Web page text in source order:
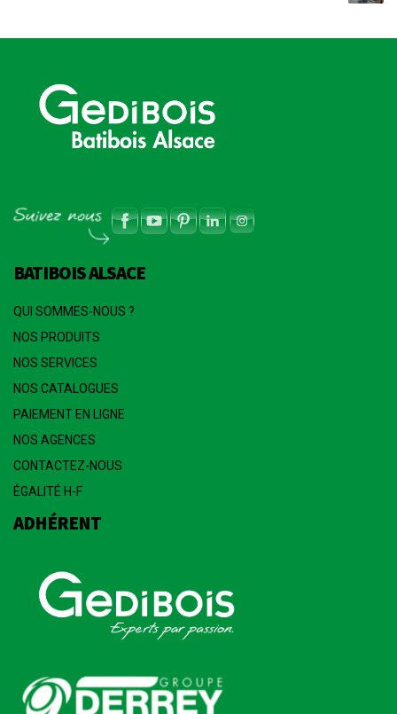
BATIBOIS ALSACE
QUI SOMMES-NOUS ?
NOS PRODUITS
NOS SERVICES
NOS CATALOGUES
PAIEMENT EN LIGNE
NOS AGENCES
CONTACTEZ-NOUS
ÉGALITÉ H-F
ADHÉRENT